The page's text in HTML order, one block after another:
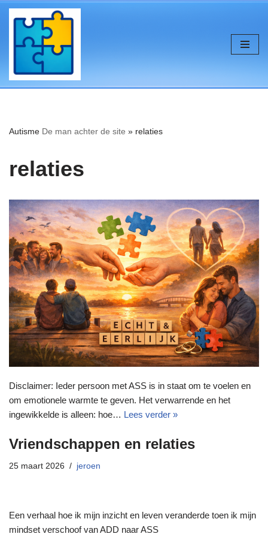
de
inhoud
naar
inhoud
Autisme De man achter de site » relaties
relaties
Disclaimer: Ieder persoon met ASS is in staat om te voelen en
om emotionele warmte te geven. Het verwarrende en het
ingewikkelde is alleen: hoe… Lees verder »
Vriendschappen en relaties
25 maart 2026 jeroen
Een verhaal hoe ik mijn inzicht en leven veranderde toen ik mijn
mindset verschoof van ADD naar ASS